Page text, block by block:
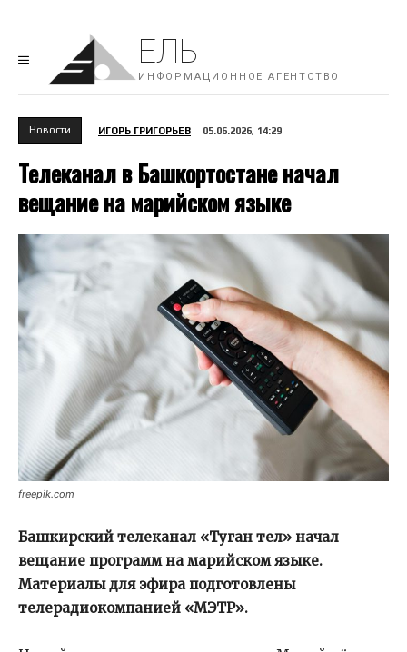
ЕЛЬ
ИНФОРМАЦИОННОЕ АГЕНТСТВО
Новости ИГОРЬ ГРИГОРЬЕВ 05.06.2026, 14:29
Телеканал в Башкортостане начал
вещание на марийском языке
freepik.com
Башкирский телеканал «Туган тел» начал
вещание программ на марийском языке.
Материалы для эфира подготовлены
телерадиокомпанией «МЭТР».